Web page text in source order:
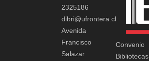
2325186
dibri@ufrontera.cl
Avenida
Francisco
Salazar
Convenio
Bibliotecas